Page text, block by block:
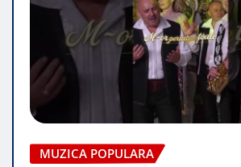
MUZICA POPULARA